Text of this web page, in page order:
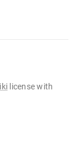
license with